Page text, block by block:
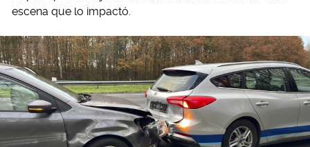
escena que lo impactó.